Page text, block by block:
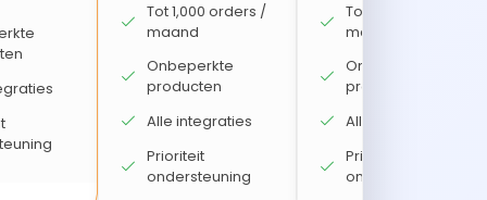
Tot 1,000 orders /
maand
Onbeperkte
producten
Alle integraties
Prioriteit
ondersteuning
Tot 2,000 orders /
maand
Onbeperkte
producten
Alle integraties
Prioriteit
ondersteuning